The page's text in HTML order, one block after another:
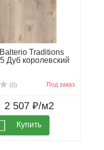
телефонам +7 495
Traditions
Дуб королевский
(0) Под заказ
2 507 ₽/м2
Купить